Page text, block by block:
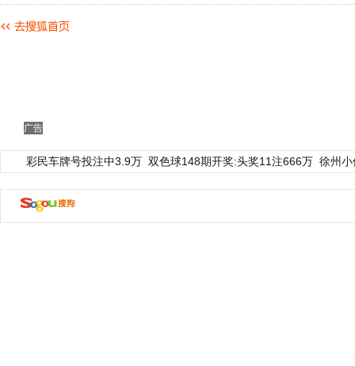
广告
彩民车牌号投注中3.9万 双色球148期开奖:头奖11注666万 徐州